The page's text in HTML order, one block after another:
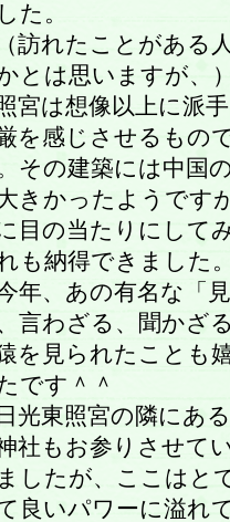
た。
訪れたことがある
とは思いますが、
宮は想像以上に派
を感じさせるもの
その建築には中国
きかったようです
目の当たりにして
も納得できました
年、あの有名な「
言わざる、聞かざ
を見られたことも
です＾＾
光東照宮の隣にあ
社もお参りさせて
したが、ここはと
良いパワーに溢れ